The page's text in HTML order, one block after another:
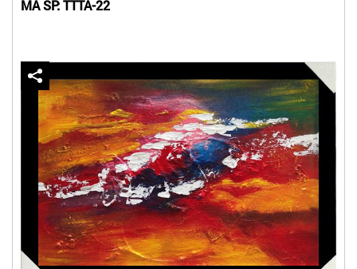
MÃ SP: TTTA-22